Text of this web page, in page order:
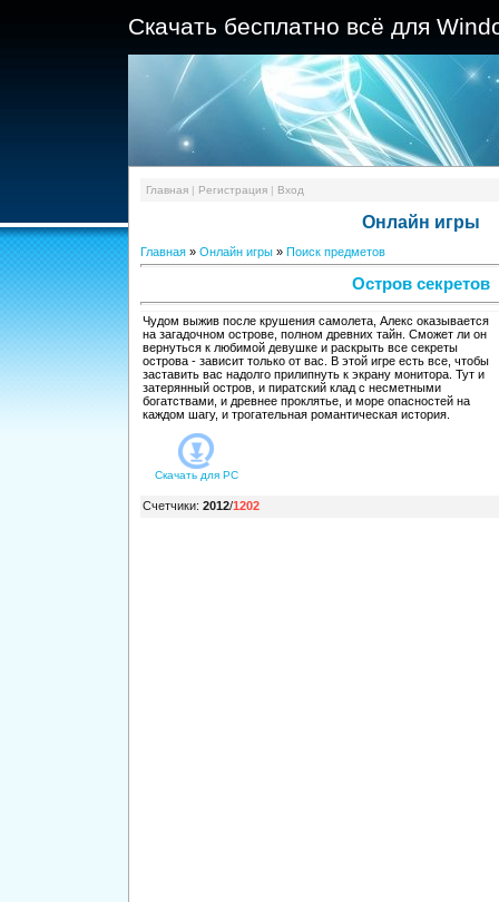
Скачать бесплатно всё для
Главная| Регистрация| Вход
Онлайн игры
Главная» Онлайн игры» Поиск предметов
Остров секретов
Чудом выжив после крушения самолета, Алекс оказывается
на загадочном острове, полном древних тайн. Сможет ли он
вернуться к любимой девушке и раскрыть все секреты
острова - зависит только от вас. В этой игре есть все, чтобы
заставить вас надолго прилипнуть к экрану монитора. Тут и
затерянный остров, и пиратский клад с несметными
богатствами, и древнее проклятье, и море опасностей на
каждом шагу, и трогательная романтическая история.
Скачать дляPC
Счетчики: 2012/1202